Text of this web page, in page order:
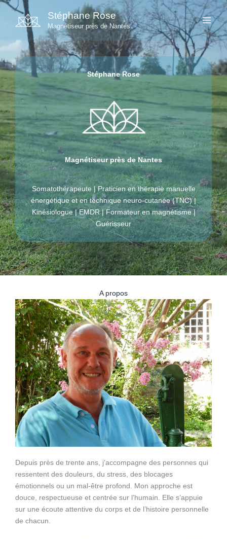
Aller
contenu
Stéphane Rose
Magnétiseur près de Nantes
Stéphane Rose
Magnétiseur près de Nantes
Somatothérapeute | Praticien en thérapie manuelle
énergétique et en technique neuro-cutanée (TNC) |
Kinésiologue | EMDR | Formateur en magnétisme |
Guérisseur
A propos
Depuis près de trente ans, j’accompagne des personnes qui
ressentent des douleurs, du stress, des blocages
émotionnels ou un mal-être profond. Mon approche est
douce, respectueuse et centrée sur l’humain. Elle s’appuie
sur une écoute attentive du corps et de l’histoire personnelle
de chacun.